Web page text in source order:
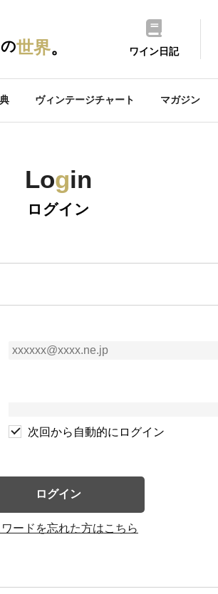
の世界。 ワイン日記
ヴィンテージチャート マガジン
Login
ログイン
次回から自動的にログイン
ログイン
ードを忘れた方はこちら